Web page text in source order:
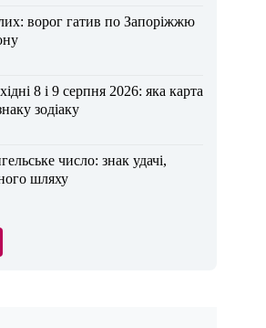
ворог гатив по Запоріжжю
8 і 9 серпня 2026: яка карта
зодіаку
число: знак удачі,
шляху